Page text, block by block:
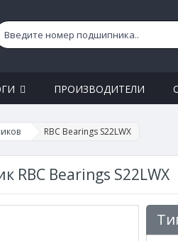
ПРОИЗВОДИТЕЛИ
RBC Bearings S22LWX
RBC Bearings S22LWX